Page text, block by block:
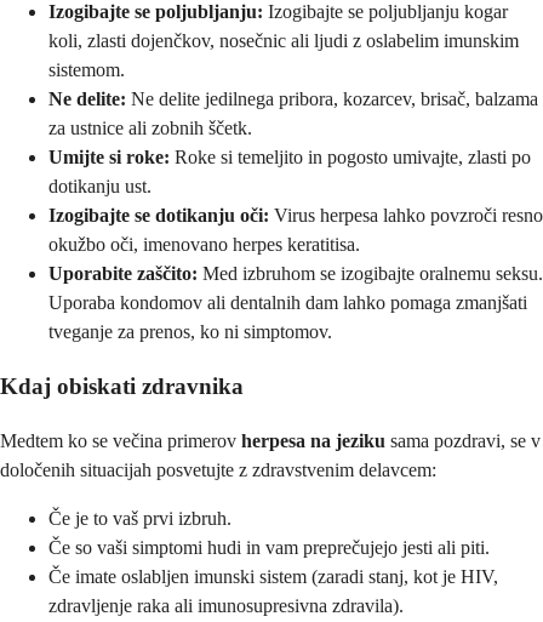
Izogibajte se poljubljanju: Izogibajte se poljubljanju kogar
koli, zlasti dojenčkov, nosečnic ali ljudi z oslabelim imunskim
sistemom.
Ne delite: Ne delite jedilnega pribora, kozarcev, brisač, balzama
za ustnice ali zobnih ščetk.
Umijte si roke: Roke si temeljito in pogosto umivajte, zlasti po
dotikanju ust.
Izogibajte se dotikanju oči: Virus herpesa lahko povzroči resno
okužbo oči, imenovano herpes keratitisa.
Uporabite zaščito: Med izbruhom se izogibajte oralnemu seksu.
Uporaba kondomov ali dentalnih dam lahko pomaga zmanjšati
tveganje za prenos, ko ni simptomov.
Kdaj obiskati zdravnika
Medtem ko se večina primerov herpesa na jeziku sama pozdravi, se v
določenih situacijah posvetujte z zdravstvenim delavcem:
Če je to vaš prvi izbruh.
Če so vaši simptomi hudi in vam preprečujejo jesti ali piti.
Če imate oslabljen imunski sistem (zaradi stanj, kot je HIV,
zdravljenje raka ali imunosupresivna zdravila).